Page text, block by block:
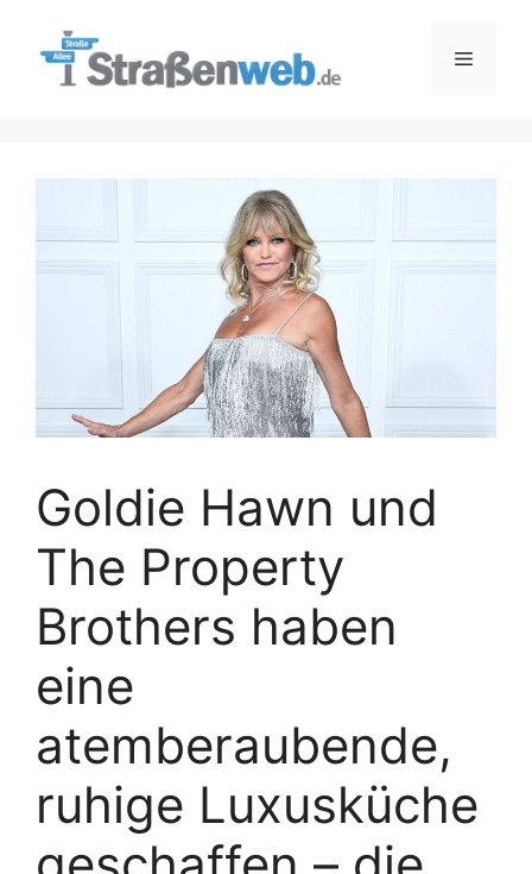
Menü
Goldie Hawn und
The Property
Brothers haben
eine
atemberaubende,
ruhige Luxusküche